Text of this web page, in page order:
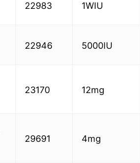
22983 1WIU
22946 5000IU
23170 12mg
29691 4mg